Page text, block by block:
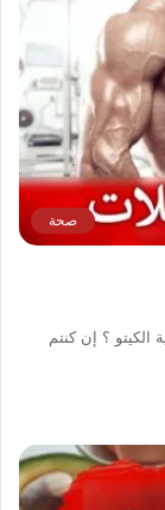
صحة
الكيتو ؟ إن كنتم